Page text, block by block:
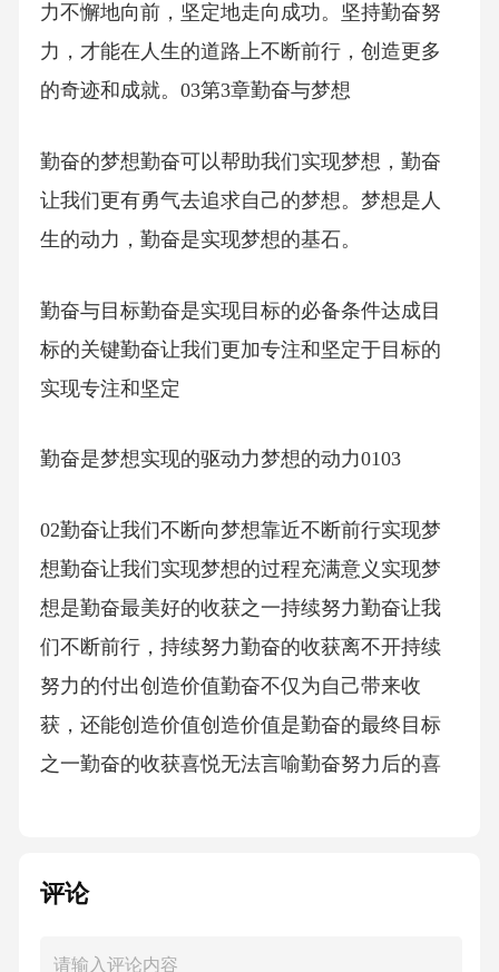
力不懈地向前，坚定地走向成功。坚持勤奋努
力，才能在人生的道路上不断前行，创造更多
的奇迹和成就。03第3章勤奋与梦想
勤奋的梦想勤奋可以帮助我们实现梦想，勤奋
让我们更有勇气去追求自己的梦想。梦想是人
生的动力，勤奋是实现梦想的基石。
勤奋与目标勤奋是实现目标的必备条件达成目
标的关键勤奋让我们更加专注和坚定于目标的
实现专注和坚定
勤奋是梦想实现的驱动力梦想的动力0103
02勤奋让我们不断向梦想靠近不断前行实现梦
想勤奋让我们实现梦想的过程充满意义实现梦
想是勤奋最美好的收获之一持续努力勤奋让我
们不断前行，持续努力勤奋的收获离不开持续
努力的付出创造价值勤奋不仅为自己带来收
获，还能创造价值创造价值是勤奋的最终目标
之一勤奋的收获喜悦无法言喻勤奋努力后的喜
挑战0103
02勤奋让我们成为自己梦想的勇者梦想的勇者
评论